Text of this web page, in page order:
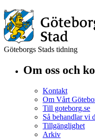
Göteborgs Stads tidning
Om oss och
Kontakt
Om Vårt
Till goteborg.se
Så behandlar vi
Tillgänglighet
Arkiv